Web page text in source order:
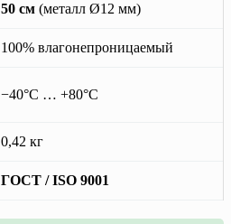
50 см (металл Ø12 мм)
100% влагонепроницаемый
−40°C … +80°C
0,42 кг
ГОСТ / ISO 9001